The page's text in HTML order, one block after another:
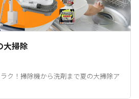
大掃除
ク！掃除機から洗剤まで夏の大掃除ア